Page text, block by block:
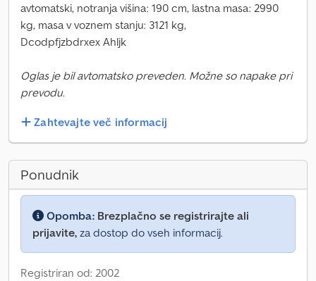
avtomatski, notranja višina: 190 cm, lastna masa: 2990
kg, masa v voznem stanju: 3121 kg,
Dcodpfjzbdrxex Ahljk
Oglas je bil avtomatsko preveden. Možne so napake pri
prevodu.
Zahtevajte več informacij
Ponudnik
Opomba: Brezplačno se registrirajte ali
prijavite, za dostop do vseh informacij.
Registriran od: 2002